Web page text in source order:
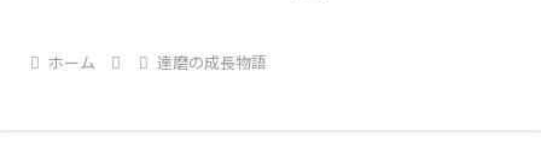
ホーム 達磨の成長物語